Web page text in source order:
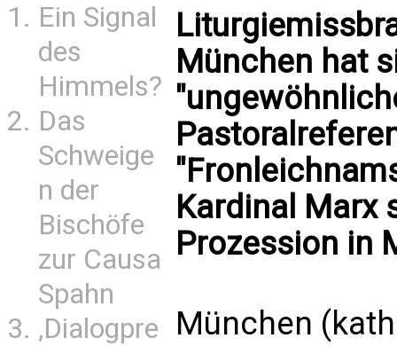
Ein Signal
des
Himmels?
Das
Schweige
n der
Bischöfe
zur Causa
Spahn
‚Dialogpre
München hat
Kardinal Marx
Prozession in
München